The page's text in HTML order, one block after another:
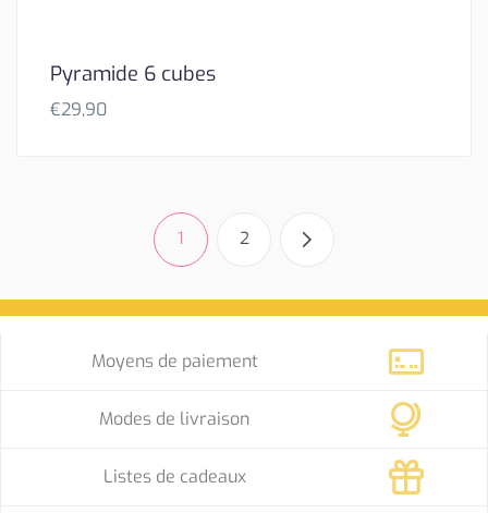
Pyramide 6 cubes
€29,90
1 2
Moyens de paiement
Modes de livraison
Listes de cadeaux